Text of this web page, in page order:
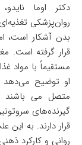
دکتر اوما
روان‌پزشکی
بدن آشکار است،
قرار گرفته است.
مستقیماً با مواد
او توضیح
گیرنده‌های
قرار دارند. به
روانی و کارکرد